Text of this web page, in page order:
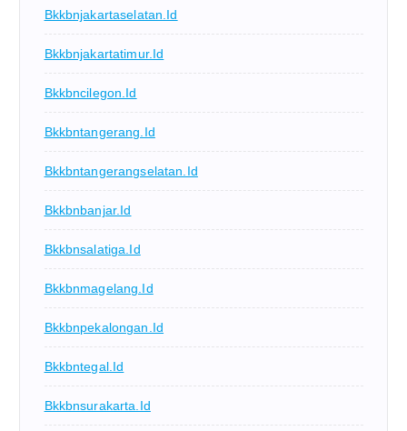
Bkkbnjakartaselatan.id
Bkkbnjakartatimur.id
Bkkbncilegon.id
Bkkbntangerang.id
Bkkbntangerangselatan.id
Bkkbnbanjar.id
Bkkbnsalatiga.id
Bkkbnmagelang.id
Bkkbnpekalongan.id
Bkkbntegal.id
Bkkbnsurakarta.id